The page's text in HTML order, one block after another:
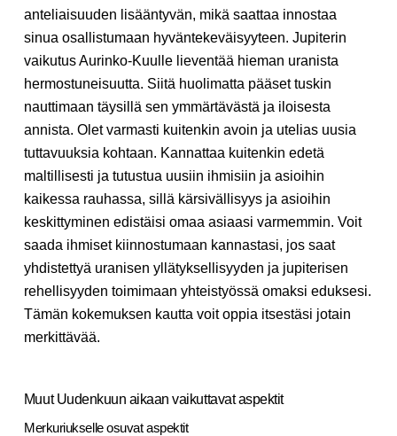
anteliaisuuden lisääntyvän, mikä saattaa innostaa
sinua osallistumaan hyväntekeväisyyteen. Jupiterin
vaikutus Aurinko-Kuulle lieventää hieman uranista
hermostuneisuutta. Siitä huolimatta pääset tuskin
nauttimaan täysillä sen ymmärtävästä ja iloisesta
annista. Olet varmasti kuitenkin avoin ja utelias uusia
tuttavuuksia kohtaan. Kannattaa kuitenkin edetä
maltillisesti ja tutustua uusiin ihmisiin ja asioihin
kaikessa rauhassa, sillä kärsivällisyys ja asioihin
keskittyminen edistäisi omaa asiaasi varmemmin. Voit
saada ihmiset kiinnostumaan kannastasi, jos saat
yhdistettyä uranisen yllätyksellisyyden ja jupiterisen
rehellisyyden toimimaan yhteistyössä omaksi eduksesi.
Tämän kokemuksen kautta voit oppia itsestäsi jotain
merkittävää.
Muut Uudenkuun aikaan vaikuttavat aspektit
Merkuriukselle osuvat aspektit